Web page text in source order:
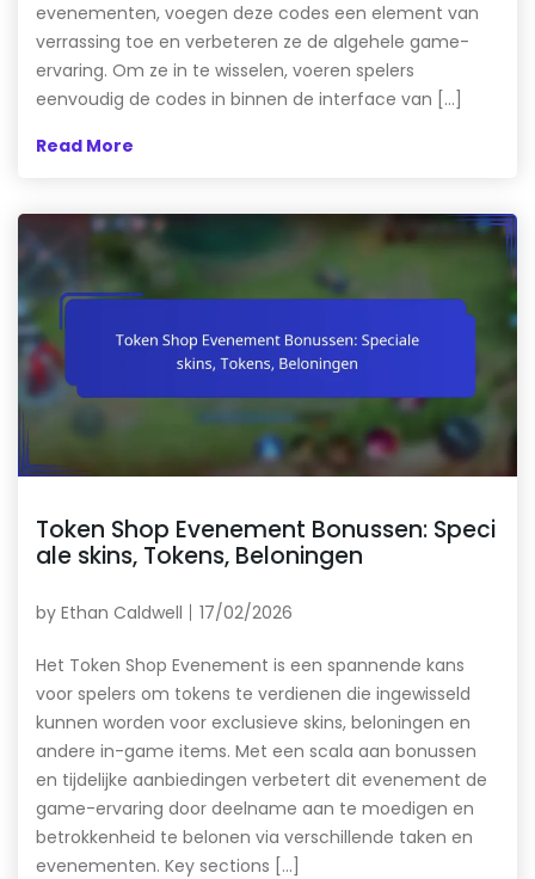
evenementen, voegen deze codes een element van
verrassing toe en verbeteren ze de algehele game-
ervaring. Om ze in te wisselen, voeren spelers
eenvoudig de codes in binnen de interface van […]
Read More
Token Shop Evenement Bonussen: Speci
ale skins, Tokens, Beloningen
by Ethan Caldwell 17/02/2026
Het Token Shop Evenement is een spannende kans
voor spelers om tokens te verdienen die ingewisseld
kunnen worden voor exclusieve skins, beloningen en
andere in-game items. Met een scala aan bonussen
en tijdelijke aanbiedingen verbetert dit evenement de
game-ervaring door deelname aan te moedigen en
betrokkenheid te belonen via verschillende taken en
evenementen. Key sections […]